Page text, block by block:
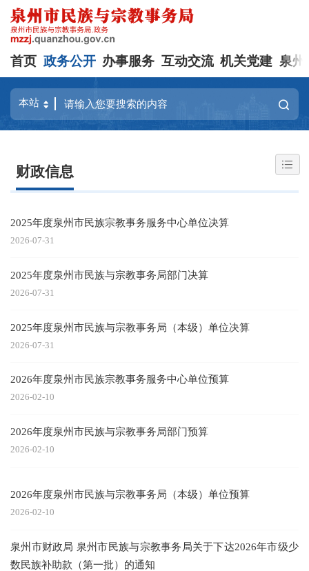
首页 政务公开 办事服务 互动交流 机关党建 泉州
财政信息
2025年度泉州市民族宗教事务服务中心单位决算
2026-07-31
2025年度泉州市民族与宗教事务局部门决算
2026-07-31
2025年度泉州市民族与宗教事务局（本级）单位决算
2026-07-31
2026年度泉州市民族宗教事务服务中心单位预算
2026-02-10
2026年度泉州市民族与宗教事务局部门预算
2026-02-10
2026年度泉州市民族与宗教事务局（本级）单位预算
2026-02-10
泉州市财政局 泉州市民族与宗教事务局关于下达2026年市级少
数民族补助款（第一批）的通知